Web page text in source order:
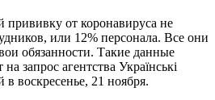
прививку от коронавируса не
или 12% персонала. Все они
обязанности. Такие данные
запрос агентства Українські
воскресенье, 21 ноября.